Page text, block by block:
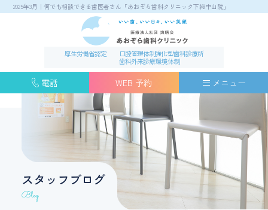
2025年3月｜何でも相談できる歯医者さん「あおぞら歯科クリニック下総中山院」
厚生労働省認定
口腔管理体制強化型歯科診療所
歯科外来診療環境体制
電話 WEB 予約 メニュー
スタッフブログ
Blog